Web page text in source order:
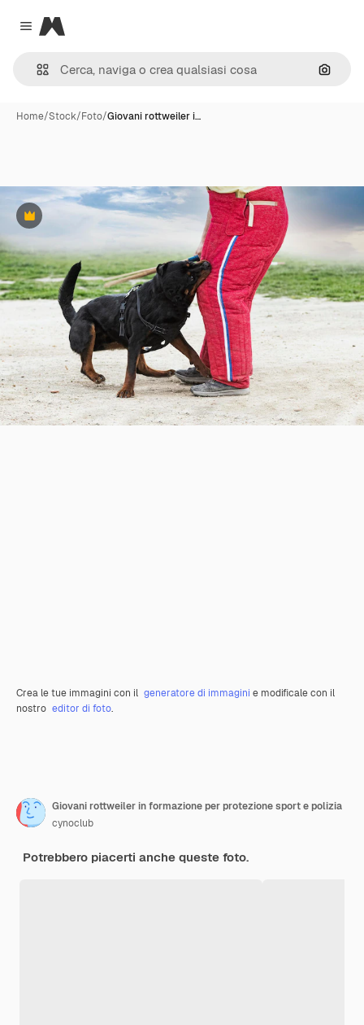
Close menu
Magnific
Cerca
Home/Stock/Foto/Giovani rottweiler i…
Premium
Crea le tue immagini con il generatore di immagini e modificale con il
nostro editor di foto.
Giovani rottweiler in formazione per protezione sport e polizia
cynoclub
Potrebbero piacerti anche queste foto.